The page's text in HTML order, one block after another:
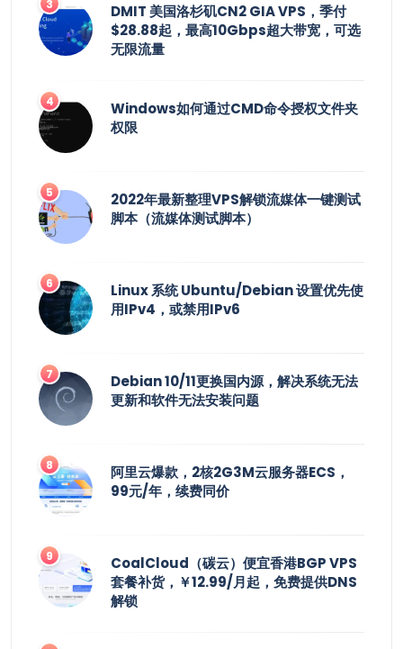
DMIT 美国洛杉矶CN2 GIA VPS，季付
$28.88起，最高10Gbps超大带宽，可选
无限流量
Windows如何通过CMD命令授权文件夹
权限
2022年最新整理VPS解锁流媒体一键测试
脚本（流媒体测试脚本）
Linux 系统 Ubuntu/Debian 设置优先使
用IPv4，或禁用IPv6
Debian 10/11更换国内源，解决系统无法
更新和软件无法安装问题
阿里云爆款，2核2G3M云服务器ECS，
99元/年，续费同价
CoalCloud（碳云）便宜香港BGP VPS
套餐补货，￥12.99/月起，免费提供DNS
解锁